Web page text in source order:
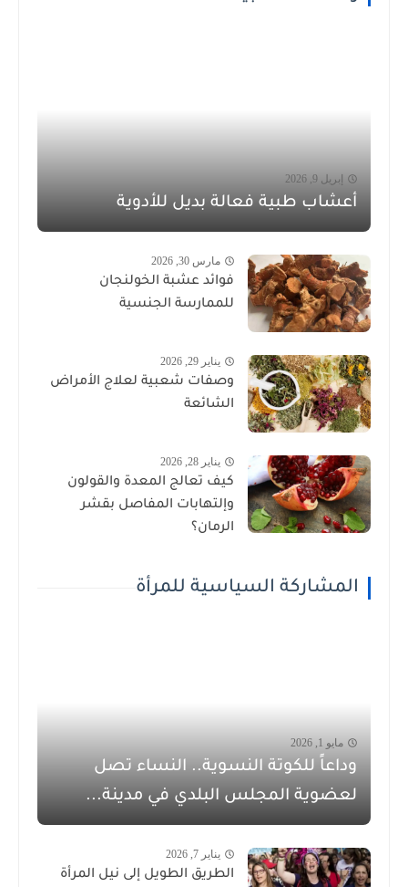
إبريل 9, 2026
أعشاب طبية فعالة بديل للأدوية
مارس 30, 2026
فوائد عشبة الخولنجان
للممارسة الجنسية
يناير 29, 2026
وصفات شعبية لعلاج الأمراض
الشائعة
يناير 28, 2026
كيف تعالج المعدة والقولون
وإلتهابات المفاصل بقشر
الرمان؟
المشاركة السياسية للمرأة
مايو 1, 2026
وداعاً للكوتة النسوية.. النساء تصل
لعضوية المجلس البلدي في مدينة...
يناير 7, 2026
الطريق الطويل إلى نيل المرأة